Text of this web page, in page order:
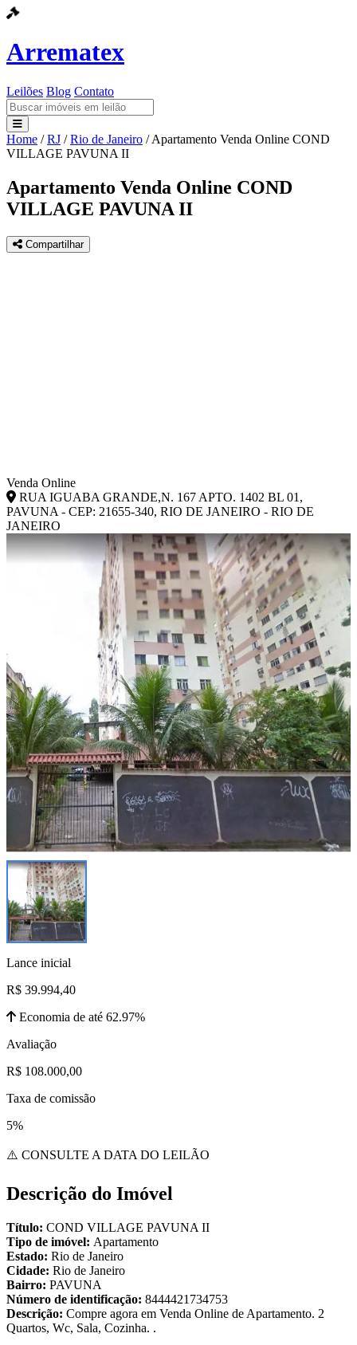
Arrematex
Leilões Blog Contato
Leilões
Blog
Contato
Home / RJ / Rio de Janeiro / Apartamento Venda Online COND
VILLAGE PAVUNA II
Apartamento Venda Online COND
VILLAGE PAVUNA II
Compartilhar
Venda Online
RUA IGUABA GRANDE,N. 167 APTO. 1402 BL 01,
PAVUNA - CEP: 21655-340, RIO DE JANEIRO - RIO DE
JANEIRO
Lance inicial
R$ 39.994,40
Economia de até 62.97%
Avaliação
R$ 108.000,00
Taxa de comissão
5%
⚠️ CONSULTE A DATA DO LEILÃO
Descrição do Imóvel
Título: COND VILLAGE PAVUNA II
Tipo de imóvel: Apartamento
Estado: Rio de Janeiro
Cidade: Rio de Janeiro
Bairro: PAVUNA
Número de identificação: 8444421734753
Descrição: Compre agora em Venda Online de Apartamento. 2
Quartos, Wc, Sala, Cozinha. .